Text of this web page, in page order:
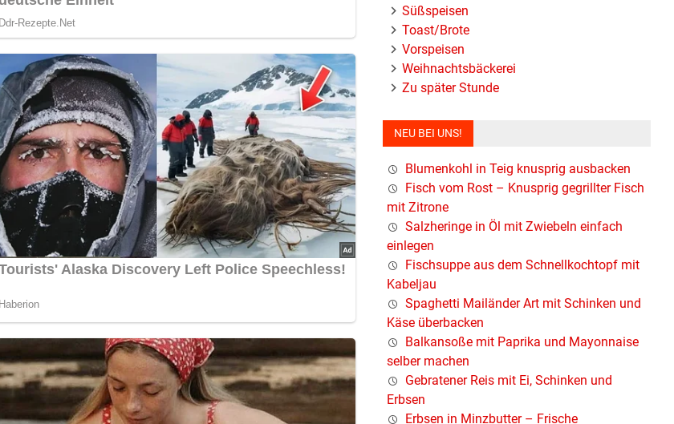
Süßspeisen
Toast/Brote
Vorspeisen
Weihnachtsbäckerei
Zu später Stunde
NEU BEI UNS!
Blumenkohl in Teig knusprig ausbacken
Fisch vom Rost – Knusprig gegrillter Fisch
mit Zitrone
Salzheringe in Öl mit Zwiebeln einfach
einlegen
Fischsuppe aus dem Schnellkochtopf mit
Kabeljau
Spaghetti Mailänder Art mit Schinken und
Käse überbacken
Balkansoße mit Paprika und Mayonnaise
selber machen
Gebratener Reis mit Ei, Schinken und
Erbsen
Erbsen in Minzbutter – Frische